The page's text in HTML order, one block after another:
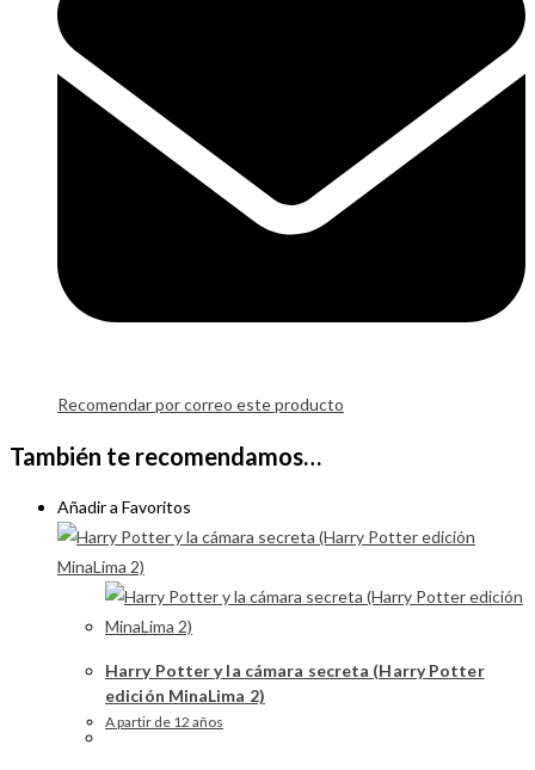
Recomendar por correo este producto
También te recomendamos…
Añadir a Favoritos
Harry Potter y la cámara secreta (Harry Potter
edición MinaLima 2)
A partir de 12 años